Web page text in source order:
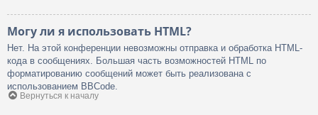
Могу ли я использовать HTML?
Нет. На этой конференции невозможны отправка и обработка HTML-
кода в сообщениях. Большая часть возможностей HTML по
форматированию сообщений может быть реализована с
использованием BBCode.
Вернуться к началу